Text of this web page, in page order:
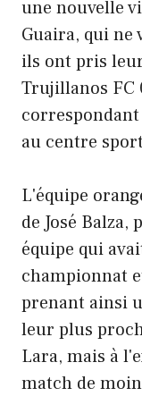
une nouvelle
Guaira, qui ne
ils ont pris
Trujillanos FC
correspondant
au centre
L'équipe
de José Balza,
équipe qui
championnat
prenant ainsi
leur plus
Lara, mais à
match de